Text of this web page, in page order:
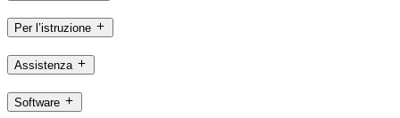
Per l’istruzione
Assistenza
Software